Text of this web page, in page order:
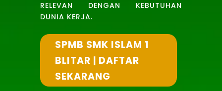
RELEVAN DENGAN KEBUTUHAN
DUNIA KERJA.
SPMB SMK ISLAM 1
BLITAR | DAFTAR
SEKARANG